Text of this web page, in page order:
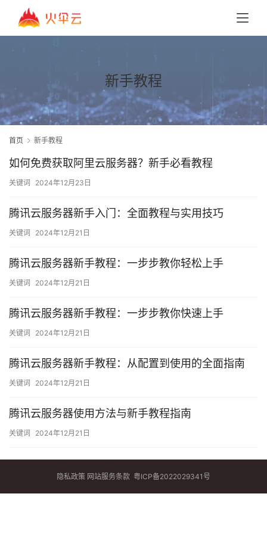
新手教程
首页 新手教程
如何免费获取阿里云服务器？新手必看教程
关键词 2024年12月23日
腾讯云服务器新手入门：全面教程与实用技巧
关键词 2024年12月21日
腾讯云服务器新手教程：一步步教你轻松上手
关键词 2024年12月21日
腾讯云服务器新手教程：一步步教你快速上手
关键词 2024年12月21日
腾讯云服务器新手教程：从配置到使用的全面指南
关键词 2024年12月21日
腾讯云服务器使用方法与新手教程指南
关键词 2024年12月21日
隐私政策 网站服务条款 粤ICP备2022029341号